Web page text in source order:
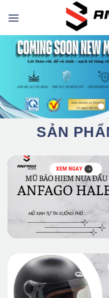
đến
dung
SẢN
XEM NGAY